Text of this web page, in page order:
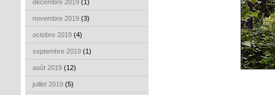
décembre 2019 (1)
novembre 2019 (3)
octobre 2019 (4)
septembre 2019 (1)
août 2019 (12)
juillet 2019 (5)